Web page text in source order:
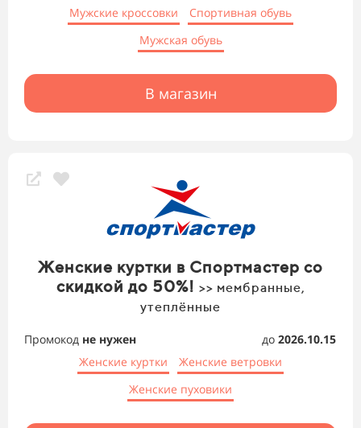
Мужские кроссовки
Спортивная обувь
Мужская обувь
В магазин
Женские куртки в Спортмастер со
скидкой до 50%! >> мембранные,
утеплённые
Промокод не нужен до 2026.10.15
Женские куртки
Женские ветровки
Женские пуховики